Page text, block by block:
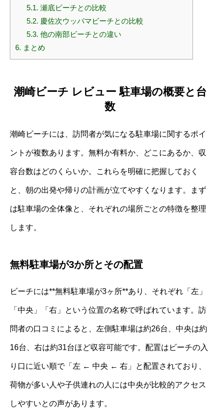
5.1. 瀬底ビーチとの比較
5.2. 慶佐次ウッパマビーチとの比較
5.3. 他の南部ビーチとの違い
6. まとめ
潮崎ビーチ レビュー 駐車場の概要と台
数
潮崎ビーチには、訪問者が気になる駐車場に関するポイ
ントが複数あります。無料か有料か、どこにあるか、収
容台数はどのくらいか。これらを明確に把握しておく
と、朝の出発や帰りの計画が立てやすくなります。まず
は駐車場の全体像と、それぞれの場所ごとの特徴を整理
します。
無料駐車場が3か所とその配置
ビーチには**無料駐車場が3ヶ所**あり、それぞれ「左」
「中央」「右」という位置の名称で呼ばれています。訪
問者の口コミによると、左側駐車場は約26台、中央は約
16台、右は約31台ほど収容可能です。配置はビーチの入
り口に近い順で「左 ← 中央 ← 右」と配置されており、
荷物が多い人や子供連れの人には中央が比較的アクセス
しやすいとの声があります。